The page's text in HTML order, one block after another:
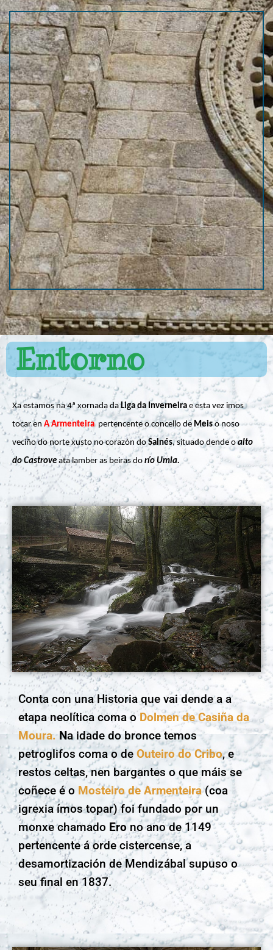
Entorno
Xa estamos na 4ª xornada daLiga da Inverneirae esta vez imos
tocar en A Armenteirapertencente o concello de Meiso noso
veciño do norte xusto no corazón doSalnés, situado dende oalto
do Castrove ata lamber as beiras do río Umia.
Conta con una Historia que vai dende a a
etapa neolítica coma o Dolmen de Casiña da
Moura.Na idade do bronce temos
petroglifos coma o de Outeiro do Cribo, e
restos celtas, nen bargantes o que máis se
coñece é o Mosteiro de Armenteira(coa
igrexia ímos topar) foi fundado por un
monxe chamado Ero no ano de 1149
pertencente á orde cistercense, a
desamortización de Mendizábal supuso o
seu final en 1837.